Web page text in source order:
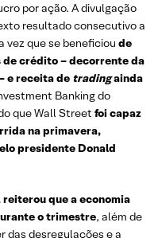
por ação. A divulgação
resultado consecutivo a
vez que se beneficiou de
crédito – decorrente da
e receita de tradingainda
Banking do
que Wall Street foi capaz
na primavera,
presidente Donald
reiterou que a economia
o trimestre, além de
das desregulações e a